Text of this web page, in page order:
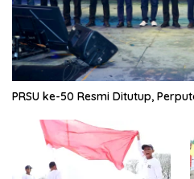
PRSU ke-50 Resmi Ditutup,